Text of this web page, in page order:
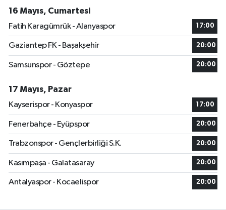
16 Mayıs, Cumartesi
Fatih Karagümrük - Alanyaspor
17:00
Gaziantep FK - Başakşehir 20:00
Samsunspor - Göztepe 20:00
17 Mayıs, Pazar
Kayserispor - Konyaspor
17:00
Fenerbahçe - Eyüpspor 20:00
Trabzonspor - Gençlerbirliği S.K. 20:00
Kasımpaşa - Galatasaray 20:00
Antalyaspor - Kocaelispor 20:00